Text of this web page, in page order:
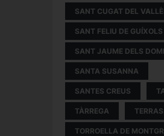
SANT CUGAT DEL
SANT FELIU DE GUÍXOLS
SANT JAUME DELS
SANTA SUSANNA
SANTES CREUS
TÀRREGA
TORROELLA DE MONTGRÍ